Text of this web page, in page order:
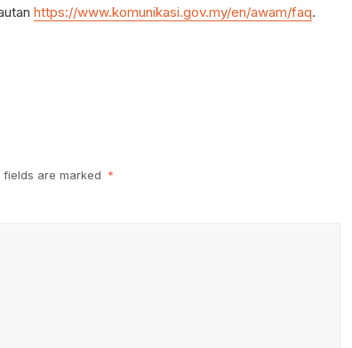
https://www.komunikasi.gov.my/en/awam/faq.
fields are marked *